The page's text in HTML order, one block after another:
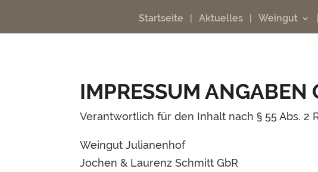
Startseite Aktuelles Weingut
IMPRESSUM ANGABEN
Verantwortlich für den Inhalt nach § 55 Abs. 2
Weingut Julianenhof
Jochen & Laurenz Schmitt GbR